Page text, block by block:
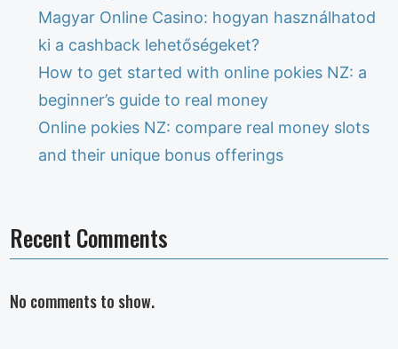
Magyar Online Casino: hogyan használhatod
ki a cashback lehetőségeket?
How to get started with online pokies NZ: a
beginner’s guide to real money
Online pokies NZ: compare real money slots
and their unique bonus offerings
Recent Comments
No comments to show.